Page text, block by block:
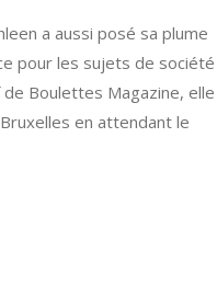
a aussi posé sa plume
pour les sujets de société
Boulettes Magazine, elle
en attendant le